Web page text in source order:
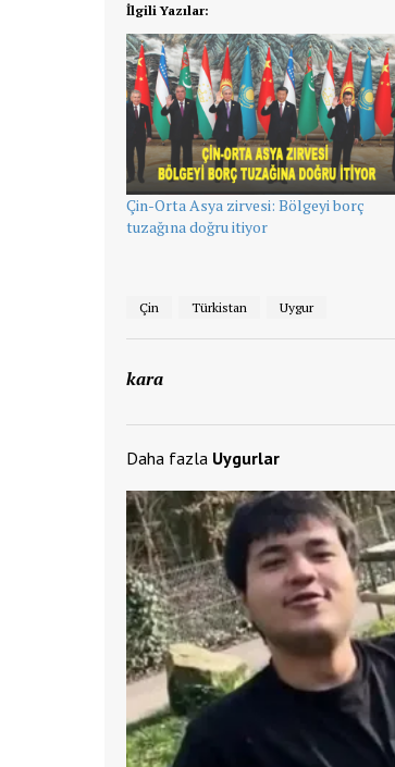
İlgili Yazılar:
Çin-Orta Asya zirvesi: Bölgeyi borç
tuzağına doğru itiyor
Çin Türkistan Uygur
kara
Daha fazla Uygurlar